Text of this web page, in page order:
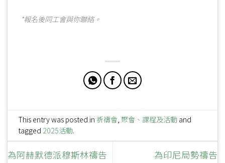
*報名後同工會與你聯絡。
This entry was posted in祈禱會,聚會、課程及活動 and
tagged 2025活動.
為阿赫默德派穆斯林禱告 為印尼局勢禱告